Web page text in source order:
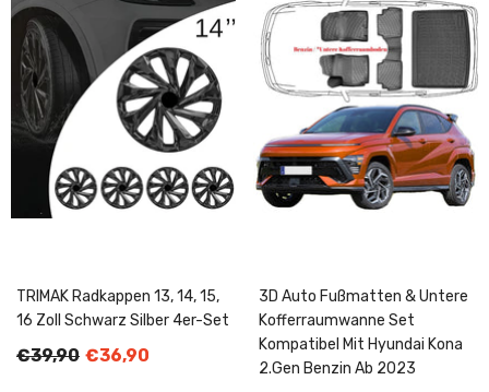
TRIMAK Radkappen 13, 14, 15,
16 Zoll Schwarz Silber 4er-Set
€39,90 €36,90
3D Auto Fußmatten & Untere
Kofferraumwanne Set
Kompatibel Mit Hyundai Kona
2.Gen Benzin Ab 2023